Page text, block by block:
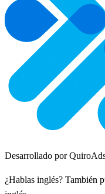
Desarrollado por
¿Hablas inglés? También